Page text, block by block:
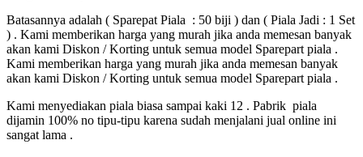
Batasannya adalah ( Sparepat Piala : 50 biji ) dan ( Piala Jadi : 1 Set
) . Kami memberikan harga yang murah jika anda memesan banyak
akan kami Diskon / Korting untuk semua model Sparepart piala .
Kami memberikan harga yang murah jika anda memesan banyak
akan kami Diskon / Korting untuk semua model Sparepart piala .
Kami menyediakan piala biasa sampai kaki 12 . Pabrik piala
dijamin 100% no tipu-tipu karena sudah menjalani jual online ini
sangat lama .